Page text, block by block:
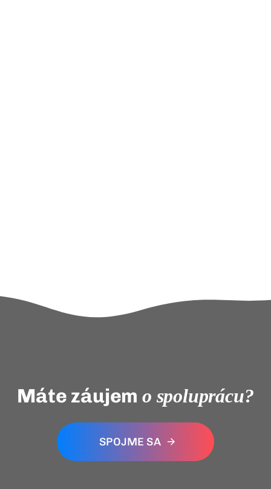
Máte záujemo spoluprácu?
SPOJME SA